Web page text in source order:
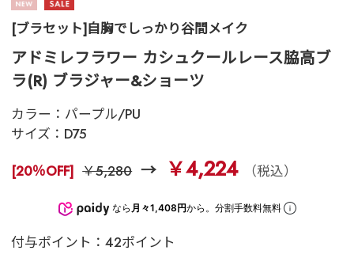
[ブラセット]自胸でしっかり谷間メイク
アドミレフラワー カシュクールレース脇高ブ
ラ(R) ブラジャー&ショーツ
カラー： パープル/PU
サイズ： D75
[20％OFF] ￥5,280 ￥4,224 （税込）
なら 月々1,408円から。分割手数料無料
付与ポイント：42ポイント